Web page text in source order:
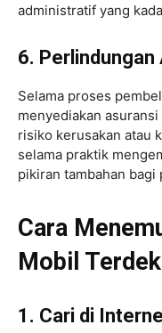
administratif yang
6. Perlindungan
Selama proses
menyediakan
risiko kerusakan atau
selama praktik
pikiran tambahan
Cara
Mobil
1. Cari di